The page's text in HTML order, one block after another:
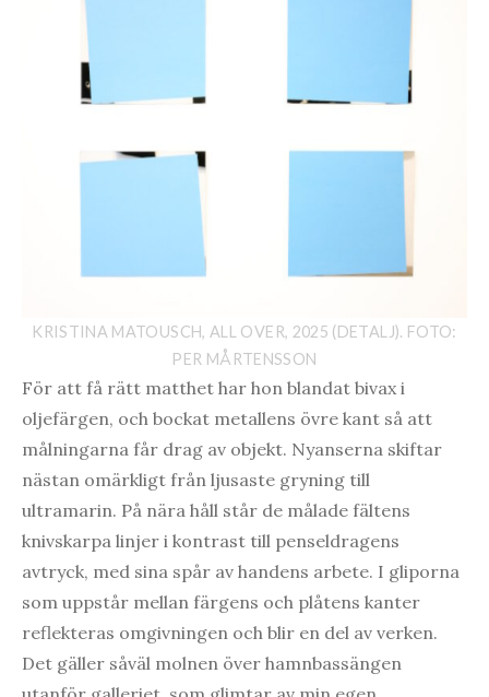
KRISTINA MATOUSCH, ALL OVER, 2025 (DETALJ). FOTO:
PER MÅRTENSSON
För att få rätt matthet har hon blandat bivax i
oljefärgen, och bockat metallens övre kant så att
målningarna får drag av objekt. Nyanserna skiftar
nästan omärkligt från ljusaste gryning till
ultramarin. På nära håll står de målade fältens
knivskarpa linjer i kontrast till penseldragens
avtryck, med sina spår av handens arbete. I gliporna
som uppstår mellan färgens och plåtens kanter
reflekteras omgivningen och blir en del av verken.
Det gäller såväl molnen över hamnbassängen